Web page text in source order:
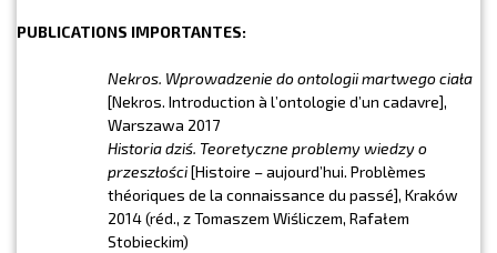
PUBLICATIONS IMPORTANTES:
Nekros. Wprowadzenie do ontologii martwego ciała
[Nekros. Introduction à l’ontologie d’un cadavre],
Warszawa 2017
Historia dziś. Teoretyczne problemy wiedzy o
przeszłości[Histoire – aujourd’hui. Problèmes
théoriques de la connaissance du passé], Kraków
2014 (réd., z Tomaszem Wiśliczem, Rafałem
Stobieckim)